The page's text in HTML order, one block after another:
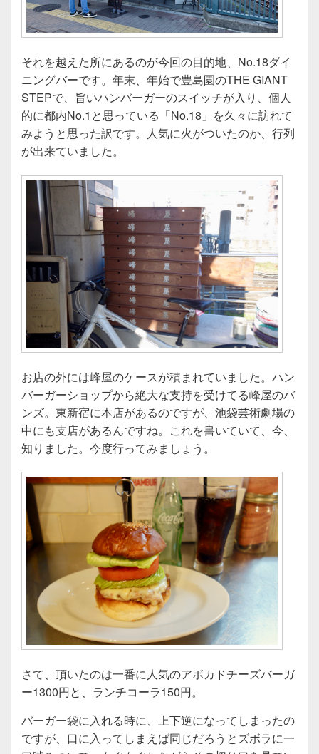
それを越えた所にあるのが今回の目的地、No.18ダイ
ニングバーです。年末、年始で豊島園のTHE GIANT
STEPで、旨いハンバーガーのスイッチが入り、個人
的に都内No.1と思っている「No.18」を久々に訪れて
みようと思った訳です。人気に火がついたのか、行列
が出来ていました。
お店の外には峰屋のケースが積まれていました。ハン
バーガーショップから絶大な支持を受けてる峰屋のバ
ンズ。東新宿に本店があるのですが、池袋芸術劇場の
中にも支店があるんですね。これを書いていて、今、
知りました。今度行ってみましょう。
さて、頂いたのは一番に人気のアボカドチーズバーガ
ー1300円と、ランチコーラ150円。
バーガー袋に入れる時に、上下逆になってしまったの
ですが、口に入ってしまえば同じだろうとズボラに一